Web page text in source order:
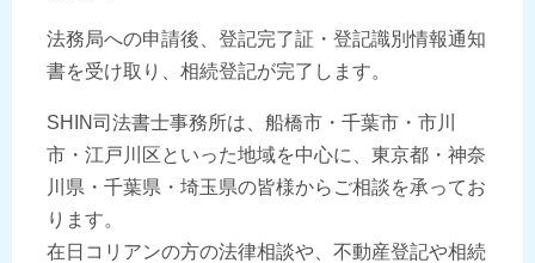
法務局への申請後、登記完了証・登記識別情報通知
書を受け取り、相続登記が完了します。
SHIN司法書士事務所は、船橋市・千葉市・市川
市・江戸川区といった地域を中心に、東京都・神奈
川県・千葉県・埼玉県の皆様からご相談を承ってお
ります。
在日コリアンの方の法律相談や、不動産登記や相続